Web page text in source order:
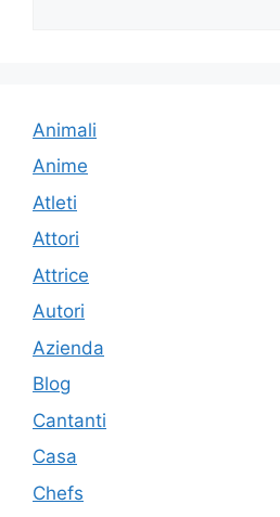
Animali
Anime
Atleti
Attori
Attrice
Autori
Azienda
Blog
Cantanti
Casa
Chefs